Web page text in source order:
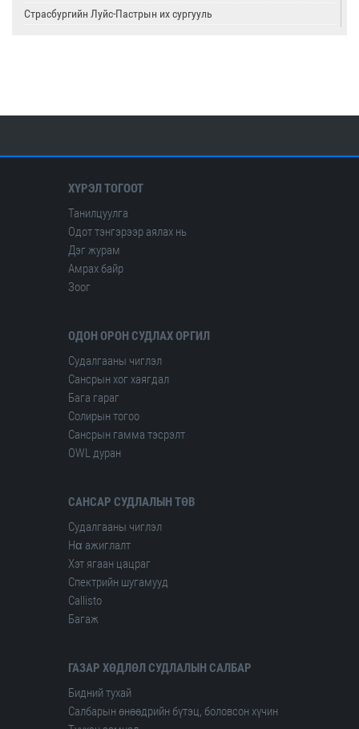
Страсбургийн Луйс-Пастрын их сургууль
ХҮРЭЛ ТОГООТ
Танилцуулга
Одот тэнгэрээр аялах нь
Дэг журам
Амрах байр
Зоог
ОДОН ОРОН СУДЛАХ ОРГИЛ
Судалгааны чиглэл
Сансрын хог хаягдал
Бага гараг
Солирын тогоо
Сансрын гамма тэсрэлт
OWL дуран
САНСАР СУДЛАЛЫН ТӨВ
Судалгааны чиглэл
Hα ажиглалт
Хэт ягаан цацраг
Спектрийн шугамууд
Сallisto
Багаж
ГАЗАР ХӨДЛӨЛ СУДЛАЛЫН САЛБАР
Бидний тухай
Салбарын өнөөдрийн бүтэц, боловсон хүчин